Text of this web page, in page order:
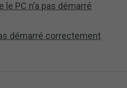
PC n’a pas démarré
démarré correctement